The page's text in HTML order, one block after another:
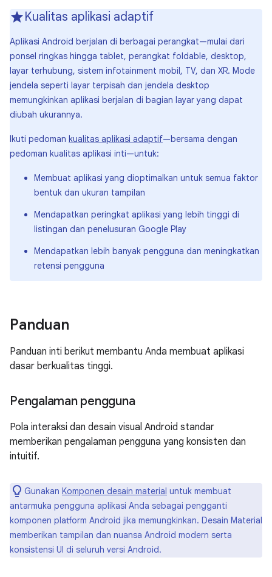
Kualitas aplikasi adaptif
Aplikasi Android berjalan di berbagai perangkat—mulai dari
ponsel ringkas hingga tablet, perangkat foldable, desktop,
layar terhubung, sistem infotainment mobil, TV, dan XR. Mode
jendela seperti layar terpisah dan jendela desktop
memungkinkan aplikasi berjalan di bagian layar yang dapat
diubah ukurannya.
Ikuti pedoman kualitas aplikasi adaptif—bersama dengan
pedoman kualitas aplikasi inti—untuk:
Membuat aplikasi yang dioptimalkan untuk semua faktor
bentuk dan ukuran tampilan
Mendapatkan peringkat aplikasi yang lebih tinggi di
listingan dan penelusuran Google Play
Mendapatkan lebih banyak pengguna dan meningkatkan
retensi pengguna
Panduan
Panduan inti berikut membantu Anda membuat aplikasi
dasar berkualitas tinggi.
Pengalaman pengguna
Pola interaksi dan desain visual Android standar
memberikan pengalaman pengguna yang konsisten dan
intuitif.
Gunakan Komponen desain material untuk membuat
antarmuka pengguna aplikasi Anda sebagai pengganti
komponen platform Android jika memungkinkan. Desain Material
memberikan tampilan dan nuansa Android modern serta
konsistensi UI di seluruh versi Android.